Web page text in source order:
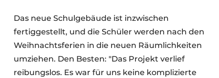
Das neue Schulgebäude ist inzwischen
fertiggestellt, und die Schüler werden nach den
Weihnachtsferien in die neuen Räumlichkeiten
umziehen. Den Besten: "Das Projekt verlief
reibungslos. Es war für uns keine komplizierte